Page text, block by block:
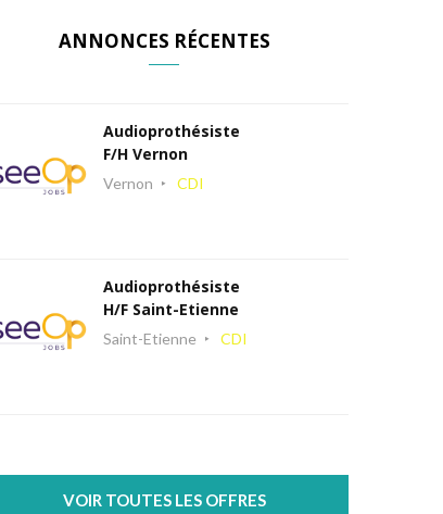
ANNONCES RÉCENTES
Audioprothésiste
F/H Vernon
Vernon CDI
Audioprothésiste
H/F Saint-Etienne
Saint-Etienne CDI
VOIR TOUTES LES OFFRES